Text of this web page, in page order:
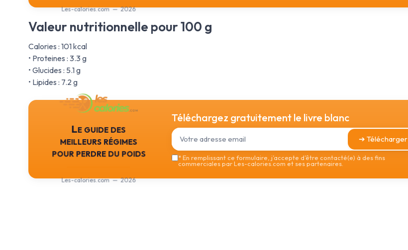
Les-calories.com — 2026
Valeur nutritionnelle pour 100 g
Calories : 101 kcal
• Proteines : 3.3 g
• Glucides : 5.1 g
• Lipides : 7.2 g
Le guide des
meilleurs régimes
pour perdre du poids
Les-calories.com — 2026
Téléchargez gratuitement le livre blanc
➔ Télécharger
*En remplissant ce formulaire, j’accepte d’être contacté(e) à des fins
commerciales par Les-calories.com et ses partenaires.